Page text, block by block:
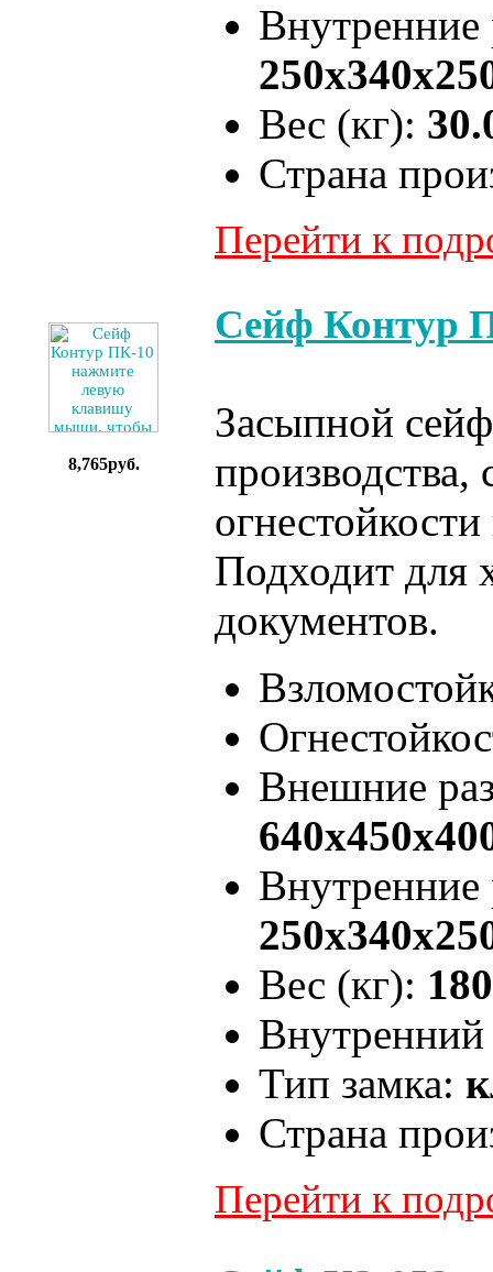
Вес (кг):
Страна
Перейти к
8,765руб.
Сейф Контур
Засыпной
производства,
Подходит для
документов.
Внешние
Вес (кг):
Тип замка:
Страна
Перейти к